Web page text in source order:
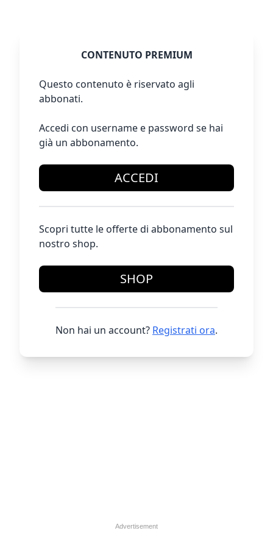
CONTENUTO PREMIUM
Questo contenuto è riservato agli
abbonati.
Accedi con username e password se hai
già un abbonamento.
ACCEDI
Scopri tutte le offerte di abbonamento sul
nostro shop.
SHOP
Non hai un account? Registrati ora.